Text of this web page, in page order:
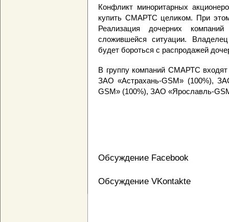
Конфликт миноритарных
купить СМАРТС целиком. При
Реализация дочерних
сложившейся ситуации.
будет бороться с распродажей
В группу компаний СМАРТС
ЗАО «Астрахань-GSM» (100%),
GSM» (100%), ЗАО «Ярославль-
Обсуждение Facebook
Обсуждение VKontakte